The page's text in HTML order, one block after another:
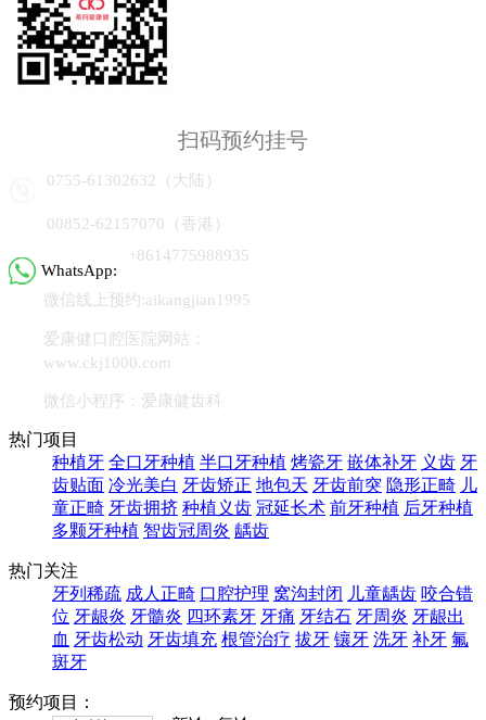
扫码预约挂号
0755-61302632（大陆）
00852-62157070（香港）
WhatsApp:
+8614775988935
微信线上预约:aikangjian1995
爱康健口腔医院网站：
www.ckj1000.com
微信小程序：爱康健齿科
热门项目
种植牙 全口牙种植 半口牙种植 烤瓷牙 嵌体补牙 义齿 牙
齿贴面 冷光美白 牙齿矫正 地包天 牙齿前突 隐形正畸 儿
童正畸 牙齿拥挤 种植义齿 冠延长术 前牙种植 后牙种植
多颗牙种植 智齿冠周炎 龋齿
热门关注
牙列稀疏 成人正畸 口腔护理 窝沟封闭 儿童龋齿 咬合错
位 牙龈炎 牙髓炎 四环素牙 牙痛 牙结石 牙周炎 牙龈出
血 牙齿松动 牙齿填充 根管治疗 拔牙 镶牙 洗牙 补牙 氟
斑牙
预约项目：